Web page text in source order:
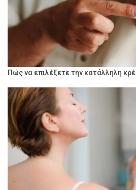
Πώς να επιλέξετε την κατάλληλη